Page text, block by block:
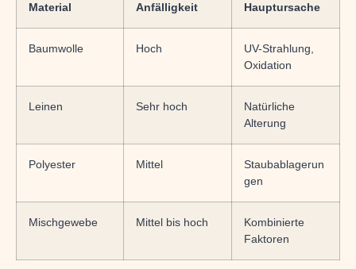
Material Anfälligkeit Hauptursache
Baumwolle Hoch
UV-Strahlung,
Oxidation
Leinen Sehr hoch
Natürliche
Alterung
Polyester Mittel
Staubablagerun
gen
Mischgewebe Mittel bis hoch
Kombinierte
Faktoren